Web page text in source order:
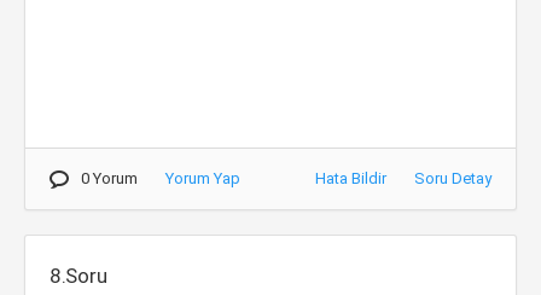
0 Yorum Yorum Yap Hata Bildir Soru Detay
8.Soru